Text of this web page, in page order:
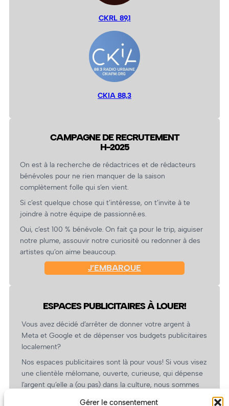
Gérer le consentement
CKRL 89,1
CKIA 88,3
CAMPAGNE DE RECRUTEMENT
H-2025
On est à la recherche de rédactrices et de rédacteurs
bénévoles pour ne rien manquer de la saison
complètement folle qui s’en vient.
Si c’est quelque chose qui t’intéresse, on t’invite à te
joindre à notre équipe de passionné.es.
Oui, c’est 100 % bénévole. On fait ça pour le trip, aiguiser
notre plume, assouvir notre curiosité ou redonner à des
artistes qu’on aime beaucoup.
J’EMBARQUE
ESPACES PUBLICITAIRES À LOUER!
Vous avez décidé d’arrêter de donner votre argent à
Meta et Google et de dépenser vos budgets publicitaires
localement?
Nos espaces publicitaires sont là pour vous! Si vous visez
une clientèle mélomane, ouverte, curieuse, qui dépense
l’argent qu’elle a (ou pas) dans la culture, nous sommes